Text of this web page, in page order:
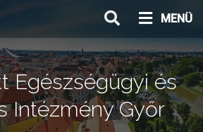
MENÜ
Egészségügyi és
Intézmény Győr